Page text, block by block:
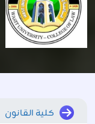
كلية القانون